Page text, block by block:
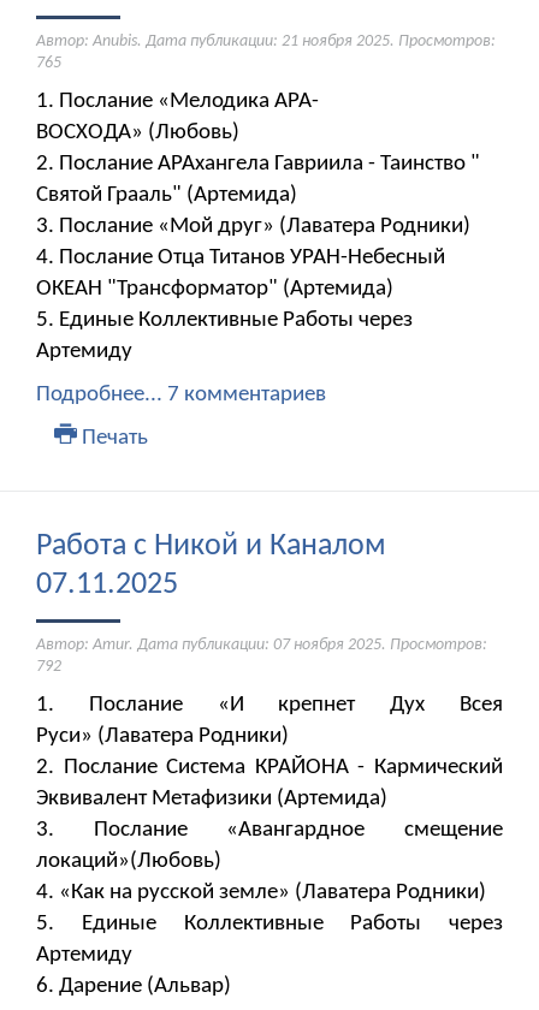
Автор: Anubis. Дата публикации: 21 ноября 2025. Просмотров:
765
1. Послание «Мелодика АРА-
ВОСХОДА» (Любовь)
2. Послание АРАхангела Гавриила - Таинство "
Святой Грааль" (Артемида)
3. Послание «Мой друг» (Лаватера Родники)
4. Послание Отца Титанов УРАН-Небесный
ОКЕАН "Трансформатор" (Артемида)
5. Единые Коллективные Работы через
Артемиду
Подробнее... 7 комментариев
Печать
Работа с Никой и Каналом
07.11.2025
Автор: Amur. Дата публикации: 07 ноября 2025. Просмотров:
792
1. Послание «И крепнет Дух Всея
Руси» (Лаватера Родники)
2. Послание Система КРАЙОНА - Кармический
Эквивалент Метафизики (Артемида)
3. Послание «Авангардное смещение
локаций»(Любовь)
4. «Как на русской земле» (Лаватера Родники)
5. Единые Коллективные Работы через
Артемиду
6. Дарение (Альвар)